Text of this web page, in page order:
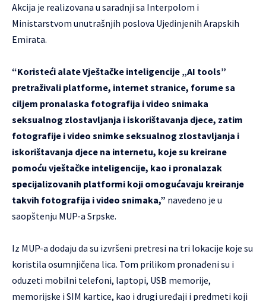
Akcija je realizovana u saradnji sa Interpolom i
Ministarstvom unutrašnjih poslova Ujedinjenih Arapskih
Emirata.
“Koristeći alate Vještačke inteligencije „AI tools”
pretraživali platforme, internet stranice, forume sa
ciljem pronalaska fotografija i video snimaka
seksualnog zlostavljanja i iskorištavanja djece, zatim
fotografije i video snimke seksualnog zlostavljanja i
iskorištavanja djece na internetu, koje su kreirane
pomoću vještačke inteligencije, kao i pronalazak
specijalizovanih platformi koji omogućavaju kreiranje
takvih fotografija i video snimaka,” navedeno je u
saopštenju MUP-a Srpske.
Iz MUP-a dodaju da su izvršeni pretresi na tri lokacije koje su
koristila osumnjičena lica. Tom prilikom pronađeni su i
oduzeti mobilni telefoni, laptopi, USB memorije,
memorijske i SIM kartice, kao i drugi uređaji i predmeti koji